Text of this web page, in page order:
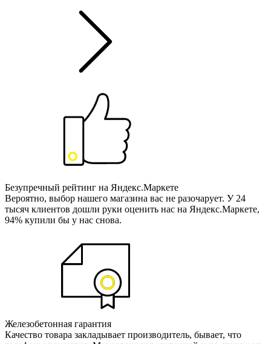
Безупречный рейтинг на Яндекс.Маркете
Вероятно, выбор нашего магазина вас не разочарует. У 24
тысяч клиентов дошли руки оценить нас на Яндекс.Маркете,
94% купили бы у нас снова.
Железобетонная гарантия
Качество товара закладывает производитель, бывает, что